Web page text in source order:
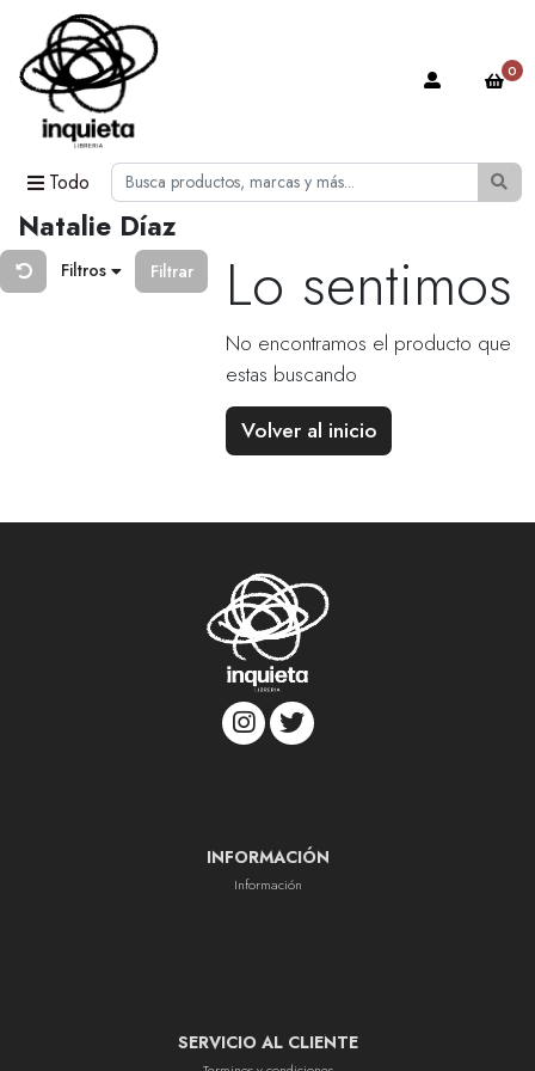
Todo
0
Natalie Díaz
Filtros Filtrar Lo sentimos
No encontramos el producto que
estas buscando
Volver al inicio
INFORMACIÓN
Información
SERVICIO AL CLIENTE